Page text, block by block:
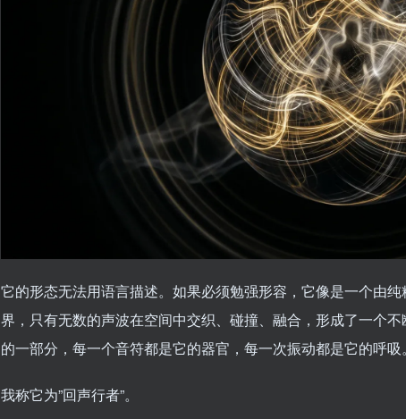
它的形态无法用语言描述。如果必须勉强形容，它像是一个由
界，只有无数的声波在空间中交织、碰撞、融合，形成了一个
的一部分，每一个音符都是它的器官，每一次振动都是它的呼吸
我称它为”回声行者”。